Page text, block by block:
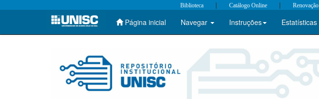
Skip
Biblioteca | Catálogo Online | Renovação
Página inicial Navegar Instruções Estatísticas